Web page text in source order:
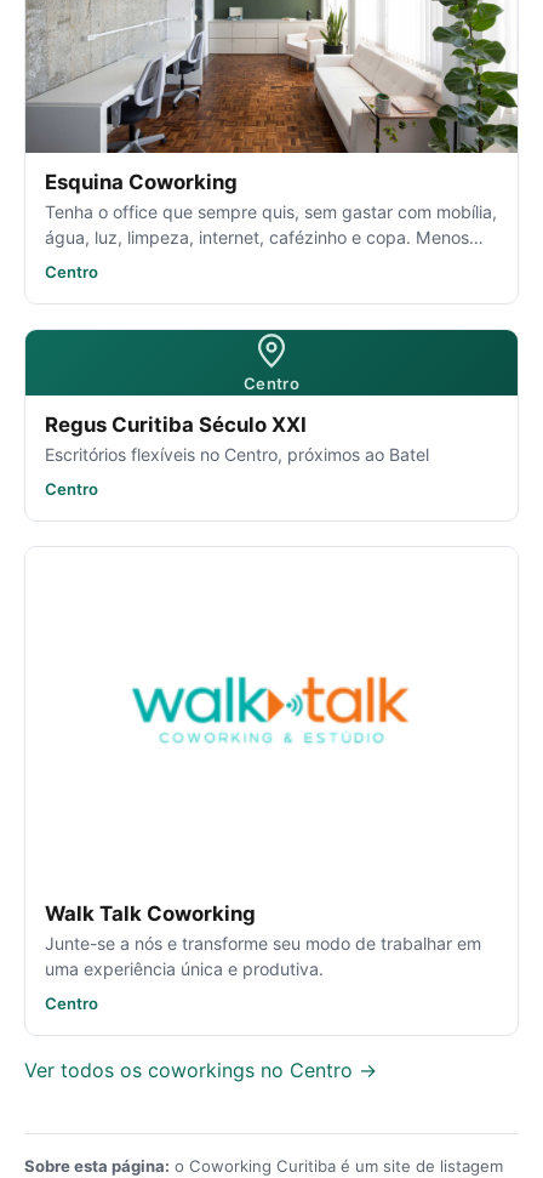
Esquina Coworking
Tenha o office que sempre quis, sem gastar com mobília,
água, luz, limpeza, internet, cafézinho e copa. Menos
incômodos, mais produtividade.
Centro
Centro
Regus Curitiba Século XXI
Escritórios flexíveis no Centro, próximos ao Batel
Centro
Walk Talk Coworking
Junte-se a nós e transforme seu modo de trabalhar em
uma experiência única e produtiva.
Centro
Ver todos os coworkings no Centro →
Sobre esta página: o Coworking Curitiba é um site de listagem